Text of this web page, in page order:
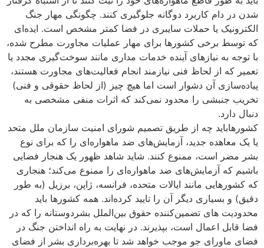
شدن در دام کاربرد دوگانه جلوگیری کنند. چگونگی مهار جنگ
الکترونیک یا حملات سایبری در فضا کمتر مشخص است. ایده‌ای
که توسط برخی کشورها برای مهار عملیات مجاورت مطرح شده،
با توجه به نیازهای آینده خدمات مداری مانند سوخت‌گیری مجدد یا
تعمیر که از لحاظ فنی نیازمند انجام فعالیت‌های مجاورت هستند،
پیاده‌سازی آن دشوار است اما هیچ چیز (از لحاظ حقوقی و فنی)
تخریب جنبشی را محدود نمی‌کند که اثرات منفی مشخصی به
دنبال دارد.
کشورهاباید چه از طریق تصمیم شورای امنیت سازمان ملل متحد
یا یک معاهده جدید، آزمایش‌های ضد ماهواره‌ای را که برای نوع
بشر مضر است، ممنوع کنند. شاید شاهد ظهور یک هنجار فضایی
باشیم که آزمایش‌های ضد ماهواره‌ای را ممنوع می‌کند؛ هنجاری
که کشورهایی مانند ایالات متحده، فرانسه، ژاپن، برزیل (به طور
دقیق) و بسیاری دیگر آن را تایید کرده‌اند. همه کشورها باید
محدودیت های تضمین‌کننده حقوق بین‌الملل بشردوستانه را که در
فضا قابل اعمال است، بپذیرند. در نهایت به راه انداختن جنگ در
فضای ماورای جو موجب خواهد شد تا بهره‌برداری بشر از فضای